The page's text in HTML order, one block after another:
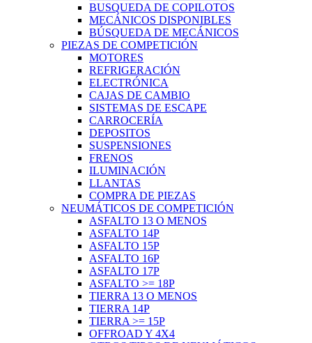
BUSQUEDA DE COPILOTOS
MECÁNICOS DISPONIBLES
BÚSQUEDA DE MECÁNICOS
PIEZAS DE COMPETICIÓN
MOTORES
REFRIGERACIÓN
ELECTRÓNICA
CAJAS DE CAMBIO
SISTEMAS DE ESCAPE
CARROCERÍA
DEPOSITOS
SUSPENSIONES
FRENOS
ILUMINACIÓN
LLANTAS
COMPRA DE PIEZAS
NEUMÁTICOS DE COMPETICIÓN
ASFALTO 13 O MENOS
ASFALTO 14P
ASFALTO 15P
ASFALTO 16P
ASFALTO 17P
ASFALTO >= 18P
TIERRA 13 O MENOS
TIERRA 14P
TIERRA >= 15P
OFFROAD Y 4X4